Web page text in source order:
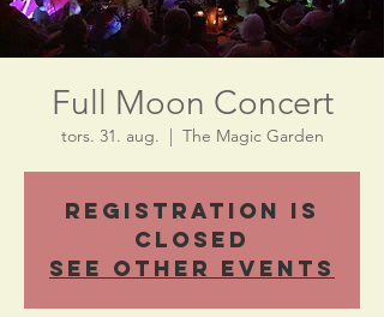
Full Moon Concert
tors. 31. aug.
  |
The Magic Garden
Registration is
Closed
See other events